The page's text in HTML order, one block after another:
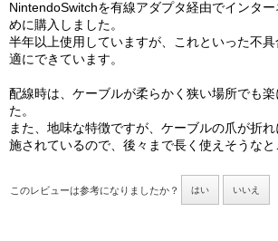
NintendoSwitchを有線アダプタ経由でインタ
めに購入しました。
半年以上使用していますが、これといった不
適にできています。
配線時は、ケーブルが柔らかく狭い場所でも
た。
また、地味な特徴ですが、ケーブルの爪が折
施されているので、後々まで長く使えそうなと
このレビューは参考になりましたか？ はい いいえ